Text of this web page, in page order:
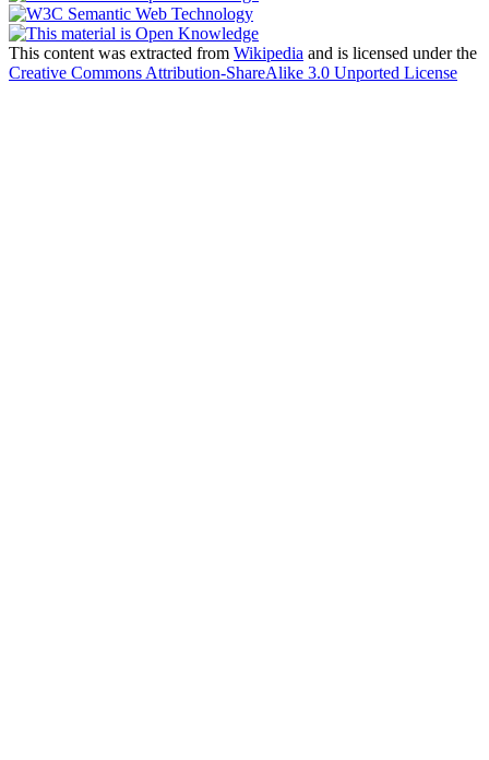
This content was extracted from Wikipedia and is licensed under the
Creative Commons Attribution-ShareAlike 3.0 Unported License